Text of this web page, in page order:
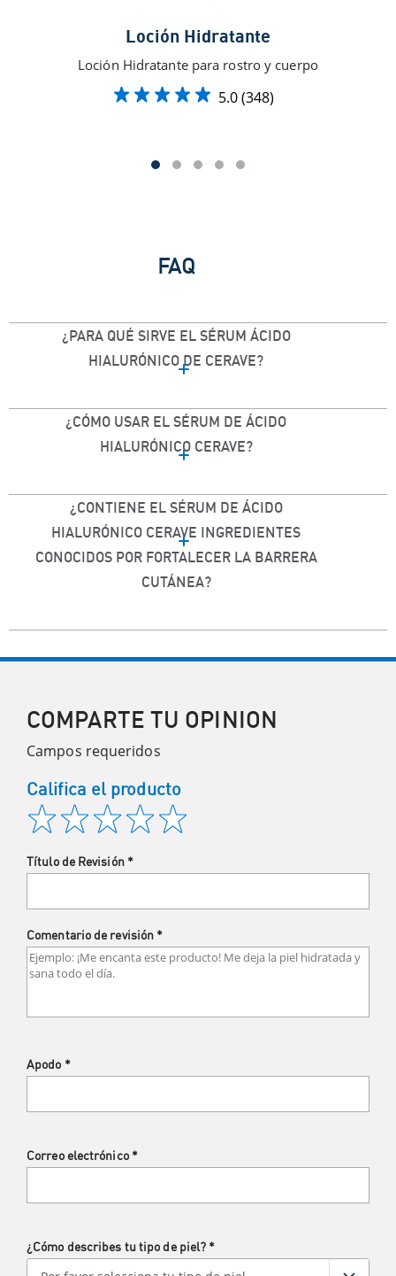
Loción Hidratante
Loción Hidratante para rostro y cuerpo
5.0(348)
FAQ
¿PARA QUÉ SIRVE EL SÉRUM ÁCIDO
HIALURÓNICO DE CERAVE?
¿CÓMO USAR EL SÉRUM DE ÁCIDO
HIALURÓNICO CERAVE?
¿CONTIENE EL SÉRUM DE ÁCIDO
HIALURÓNICO CERAVE INGREDIENTES
CONOCIDOS POR FORTALECER LA BARRERA
CUTÁNEA?
COMPARTE TU OPINION
Campos requeridos
Califica el producto
Título de Revisión *
Comentario de revisión *
Apodo *
Correo electrónico *
¿Cómo describes tu tipo de piel? *